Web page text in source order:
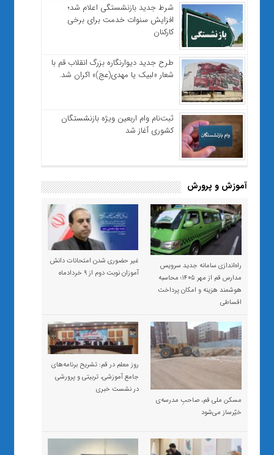
شرط جدید بازنشستگی اعلام شد؛
افزایش سنوات خدمت برای برخی
کارکنان
طرح جدید دیوارنگاره بزرگ انقلاب قم با
شعار «لبیک یا مهدی(عج)» اکران شد.
ثبت‌نام وام اربعین ویژه بازنشستگان
کشوری آغاز شد
آموزش و پرورش
راه‌اندازی سامانه جدید سرویس
مدارس قم از مهر ۱۴۰۵؛ محاسبه
هوشمند هزینه و امکان پرداخت
اقساطی
غیر حضوری شدن امتحانات دانش
آموزان نوبت دوم از ۹ خردادماه
مسکن ملی قم، صاحبِ مدرسه‌ی
خیّرساز می‌شود
روز معلم در قم: تشریح برنامه‌های
جامع آموزشی، تربیتی و پرورشی
در نشست خبری